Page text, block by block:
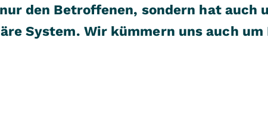
den Betroffenen, sondern hat auch
System. Wir kümmern uns auch um